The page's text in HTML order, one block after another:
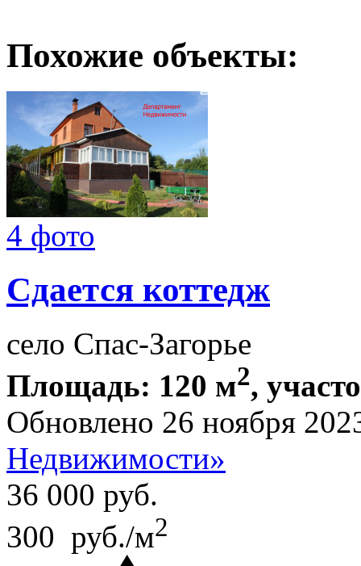
Похожие объекты:
4 фото
Сдается коттедж
село Спас-Загорье
Площадь: 120 м2,
Обновлено 26 ноября
Недвижимости»
36 000 руб.
300 руб./м2